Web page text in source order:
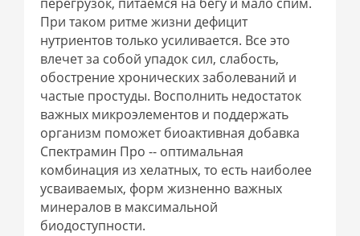
При таком ритме жизни дефицит
нутриентов только усиливается. Все это
влечет за собой упадок сил, слабость,
обострение хронических заболеваний и
частые простуды. Восполнить недостаток
важных микроэлементов и поддержать
организм поможет биоактивная добавка
Спектрамин Про -- оптимальная
комбинация из хелатных, то есть наиболее
усваиваемых, форм жизненно важных
минералов в максимальной
биодоступности.